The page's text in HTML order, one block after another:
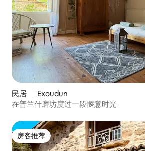
民居 ｜ Exoudun
在普兰什磨坊度过一段惬意时光
房客推荐
房客推荐